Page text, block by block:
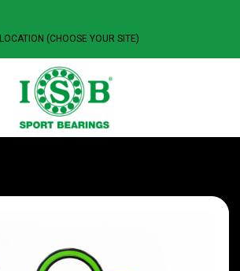
LOCATION (CHOOSE YOUR SITE)